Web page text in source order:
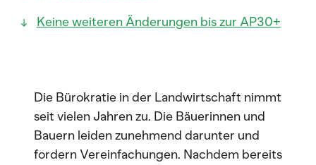
Keine weiteren Änderungen bis zur AP30+
Die Bürokratie in der Landwirtschaft nimmt
seit vielen Jahren zu. Die Bäuerinnen und
Bauern leiden zunehmend darunter und
fordern Vereinfachungen. Nachdem bereits